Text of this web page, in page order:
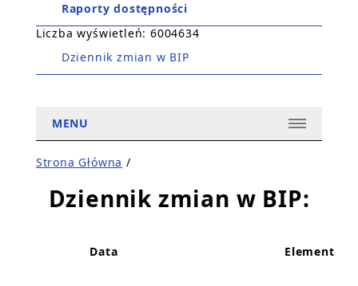
Raporty dostępności
Liczba wyświetleń: 6004634
Dziennik zmian w BIP
MENU
Strona Główna /
Dziennik zmian w BIP:
Data Element